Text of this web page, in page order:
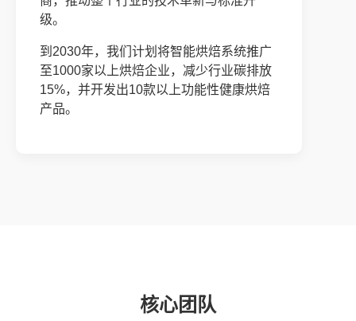
级。
到2030年，我们计划将智能烘焙系统推广
至1000家以上烘焙企业，减少行业碳排放
15%，并开发出10款以上功能性健康烘焙
产品。
核心团队